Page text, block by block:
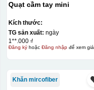
Quạt cầm tay mini
Kích thước:
TG sản xuất: ngày
1**.000 ₫
Đăng kýhoặc Đăng nhậpđể xem giá
Khăn mircofiber